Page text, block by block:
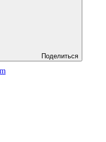
Поделиться